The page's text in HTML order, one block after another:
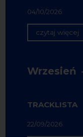
04/10/2026
czytaj więcej
Wrzesień
TRACKLISTA
22/09/2026